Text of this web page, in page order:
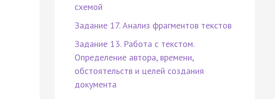
схемой
Задание 17. Анализ фрагментов текстов
Задание 13. Работа с текстом.
Определение автора, времени,
обстоятельств и целей создания
документа